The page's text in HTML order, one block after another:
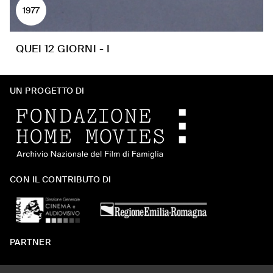
1977
QUEI 12 GIORNI - I
UN PROGETTO DI
CON IL CONTRIBUTO DI
PARTNER